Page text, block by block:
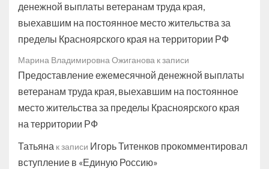
денежной выплаты ветеранам труда края,
выехавшим на постоянное место жительства за
пределы Красноярского края на территории РФ
Марина Владимировна Ожиганова к записи
Предоставление ежемесячной денежной выплаты
ветеранам труда края, выехавшим на постоянное
место жительства за пределы Красноярского края
на территории РФ
Татьяна к записи Игорь Титенков прокомментировал
вступление в «Единую Россию»